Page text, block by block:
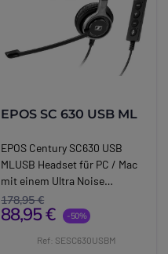
EPOS SC 630 USB ML
EPOS Century SC630 USB
MLUSB Headset für PC / Mac
mit einem Ultra Noise
Cancelling Mikrofon. Extra
lange Haltbarkeit.
178,95 €
88,95 € -50%
Ref: SESC630USBM